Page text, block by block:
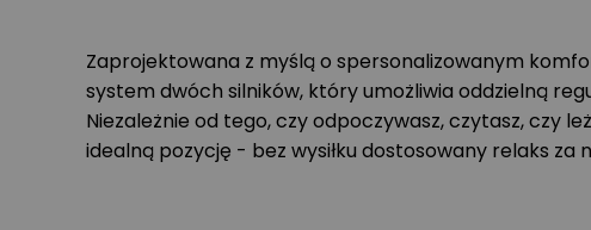
Zaprojektowana z myślą o spersonalizowanym
system dwóch silników, który umożliwia oddzielną
Niezależnie od tego, czy odpoczywasz, czytasz, czy
idealną pozycję - bez wysiłku dostosowany relaks za